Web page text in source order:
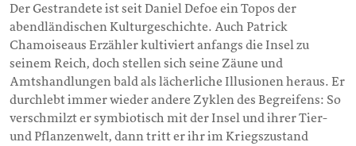
Der Gestrandete ist seit Daniel Defoe ein Topos der
abendländischen Kulturgeschichte. Auch Patrick
Chamoiseaus Erzähler kultiviert anfangs die Insel zu
seinem Reich, doch stellen sich seine Zäune und
Amtshandlungen bald als lächerliche Illusionen heraus. Er
durchlebt immer wieder andere Zyklen des Begreifens: So
verschmilzt er symbiotisch mit der Insel und ihrer Tier-
und Pflanzenwelt, dann tritt er ihr im Kriegszustand